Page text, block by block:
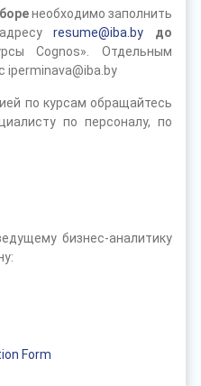
необходимо заполнить
resume@iba.by
до
Cognos». Отдельным
iperminava@iba.by
по курсам обращайтесь
по персоналу, по
бизнес-аналитику
Form